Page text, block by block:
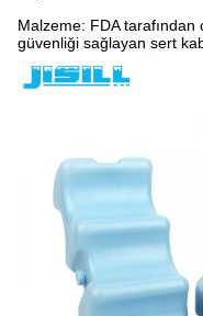
Malzeme: FDA tarafından
güvenliği sağlayan sert